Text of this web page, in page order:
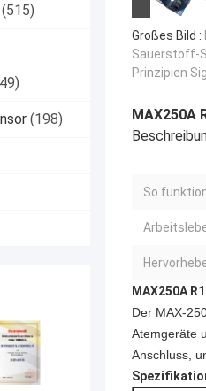
(515)
(198)
Großes Bild :
Sauerstoff-
Prinzipien
MAX250A
So
MAX250A
Der MAX-
Atemgeräte
Anschluss,